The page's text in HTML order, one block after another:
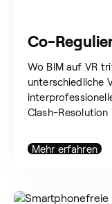
Co-
Wo BIM auf VR
unterschiedliche
Clash-Resolution
Mehr erfahren